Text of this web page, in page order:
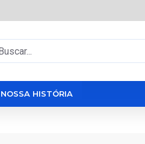
NOSSA HISTÓRIA